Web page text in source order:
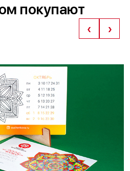
покупают
‹ ›